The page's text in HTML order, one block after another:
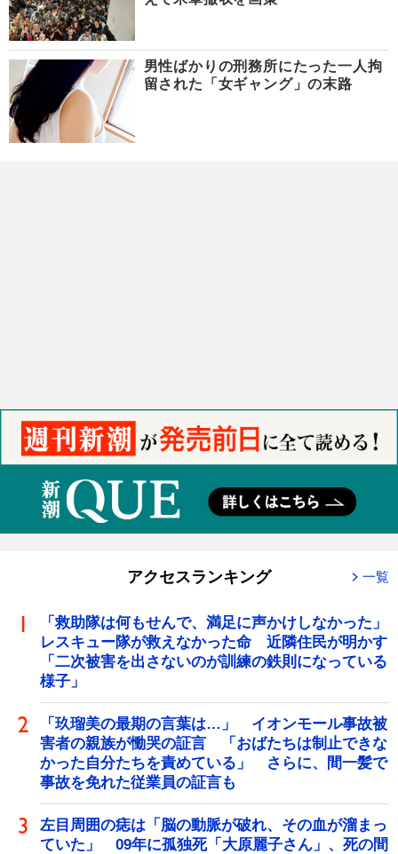
男性ばかりの刑務所にたった一人拘
留された「女ギャング」の末路
アクセスランキング 一覧
「救助隊は何もせんで、満足に声かけしなかった」
レスキュー隊が救えなかった命 近隣住民が明かす
「二次被害を出さないのが訓練の鉄則になっている
様子」
「玖瑠美の最期の言葉は…」 イオンモール事故被
害者の親族が慟哭の証言 「おばたちは制止できな
かった自分たちを責めている」 さらに、間一髪で
事故を免れた従業員の証言も
左目周囲の痣は「脳の動脈が破れ、その血が溜まっ
ていた」 09年に孤独死「大原麗子さん」、死の間